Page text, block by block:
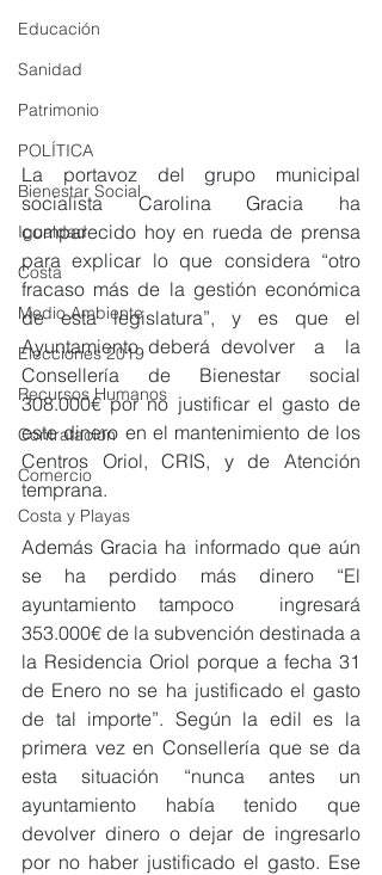
Educación
Sanidad
Patrimonio
POLÍTICA
Bienestar Social
Igualdad
Costa
Medio Ambiente
Elecciones 2019
Recursos Humanos
Contratación
Comercio
Costa y Playas
La portavoz del grupo municipal
socialista Carolina Gracia ha
comparecido hoy en rueda de prensa
para explicar lo que considera “otro
fracaso más de la gestión económica
de esta legislatura”, y es que el
Ayuntamiento deberá devolver  a  la
Consellería de Bienestar social
308.000€ por no justificar el gasto de
este dinero en el mantenimiento de los
Centros Oriol, CRIS, y de Atención
temprana.
Además Gracia ha informado que aún
se ha perdido más dinero “El
ayuntamiento tampoco  ingresará
353.000€ de la subvención destinada a
la Residencia Oriol porque a fecha 31
de Enero no se ha justificado el gasto
de tal importe”. Según la edil es la
primera vez en Consellería que se da
esta situación “nunca antes un
ayuntamiento había tenido que
devolver dinero o dejar de ingresarlo
por no haber justificado el gasto. Ese